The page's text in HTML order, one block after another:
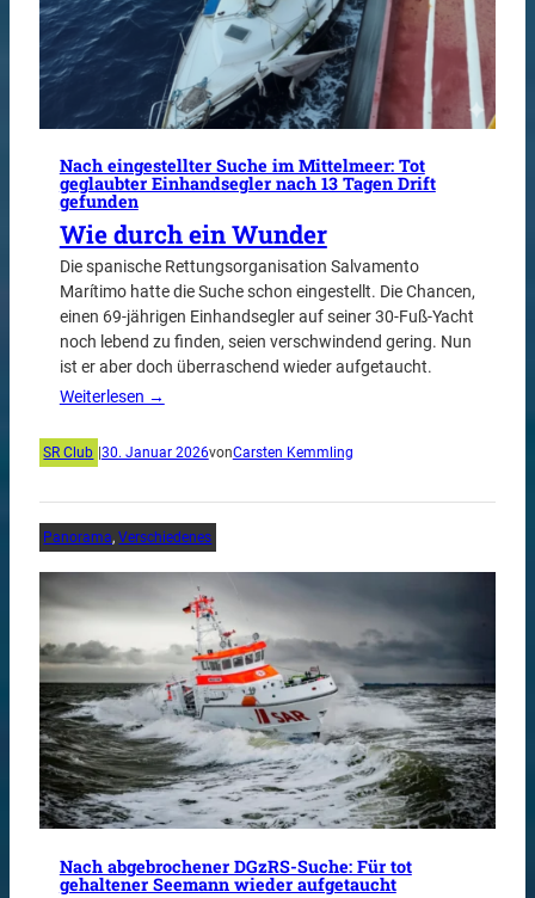
Nach eingestellter Suche im Mittelmeer: Tot
geglaubter Einhandsegler nach 13 Tagen Drift
gefunden
Wie durch ein Wunder
Die spanische Rettungsorganisation Salvamento
Marítimo hatte die Suche schon eingestellt. Die Chancen,
einen 69-jährigen Einhandsegler auf seiner 30-Fuß-Yacht
noch lebend zu finden, seien verschwindend gering. Nun
ist er aber doch überraschend wieder aufgetaucht.
Weiterlesen →
SR Club |30. Januar 2026vonCarsten Kemmling
Panorama, Verschiedenes
Nach abgebrochener DGzRS-Suche: Für tot
gehaltener Seemann wieder aufgetaucht